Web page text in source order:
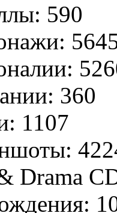
590
360
1107
Drama